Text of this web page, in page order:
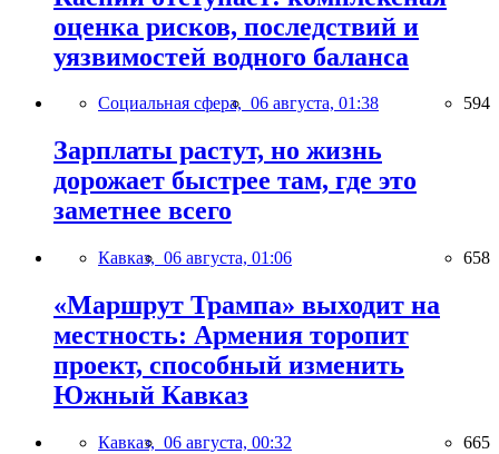
оценка рисков, последствий и
уязвимостей водного баланса
Социальная сфера, 06 августа, 01:38 594
Зарплаты растут, но жизнь
дорожает быстрее там, где это
заметнее всего
Кавказ, 06 августа, 01:06 658
«Маршрут Трампа» выходит на
местность: Армения торопит
проект, способный изменить
Южный Кавказ
Кавказ, 06 августа, 00:32 665